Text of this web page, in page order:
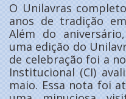
O Unilavras
anos de tradição
Além do
uma edição do
de celebração foi a
Institucional (CI)
maio. Essa nota foi